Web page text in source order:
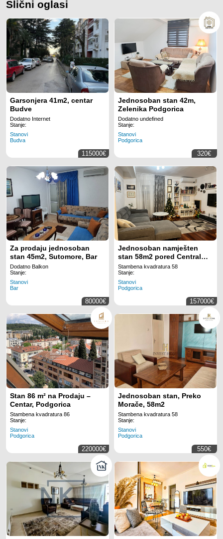
Slični oglasi
Garsonjera 41m2, centar
Budve
Dodatno Internet
Stanje:
Stanovi
Budva
115000€
Jednosoban stan 42m,
Zelenika Podgorica
Dodatno undefined
Stanje:
Stanovi
Podgorica
320€
Za prodaju jednosoban
stan 45m2, Sutomore, Bar
Dodatno Balkon
Stanje:
Stanovi
Bar
80000€
Jednosoban namješten
stan 58m2 pored Central
Pointa
Stambena kvadratura 58
Stanje:
Stanovi
Podgorica
157000€
Stan 86 m² na Prodaju –
Centar, Podgorica
Stambena kvadratura 86
Stanje:
Stanovi
Podgorica
220000€
Jednosoban stan, Preko
Morače, 58m2
Stambena kvadratura 58
Stanje:
Stanovi
Podgorica
550€